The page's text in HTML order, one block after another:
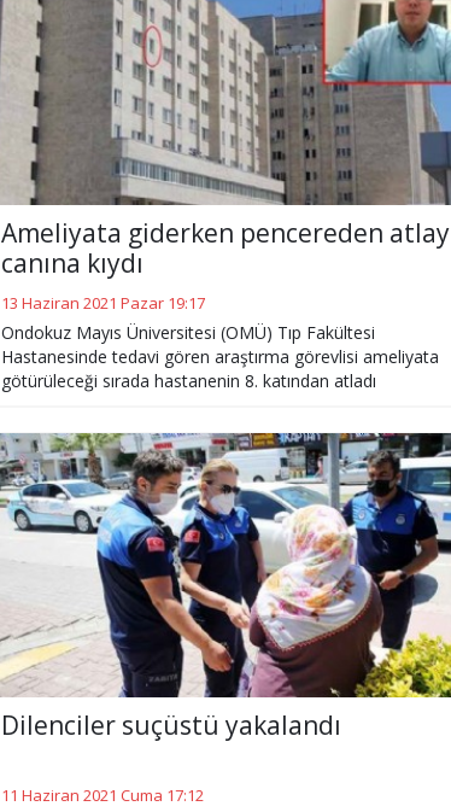
Ameliyata giderken pencereden
canına kıydı
13 Haziran 2021 Pazar 19:17
Ondokuz Mayıs Üniversitesi (OMÜ) Tıp Fakültesi
Hastanesinde tedavi gören araştırma görevlisi ameliyata
götürüleceği sırada hastanenin 8. katından atladı
Dilenciler suçüstü yakalandı
11 Haziran 2021 Cuma 17:12